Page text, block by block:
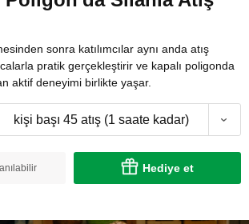
sonra katılımcılar aynı anda atış
pratik gerçekleştirir ve kapalı poligonda
aktif deneyimi birlikte yaşar.
kişi başı 45 atış (1 saate kadar)
Hediye et